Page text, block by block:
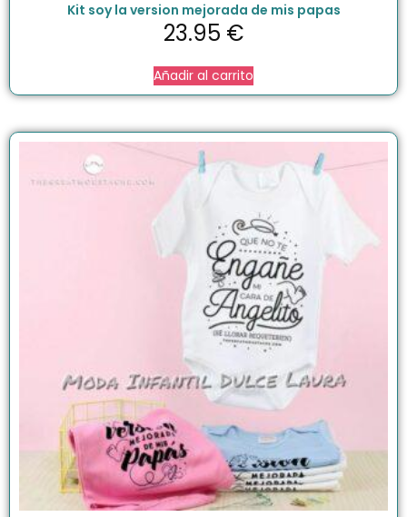
Kit soy la version mejorada de mis papas
23.95 €
Añadir al carrito